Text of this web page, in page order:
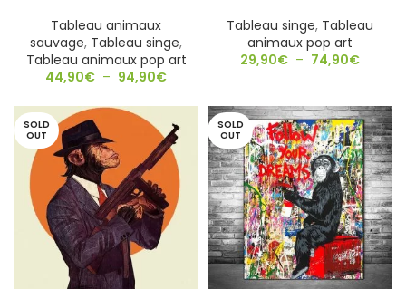
Tableau animaux
sauvage, Tableau singe,
Tableau animaux pop art
44,90€ – 94,90€
Tableau singe, Tableau
animaux pop art
29,90€ – 74,90€
SOLD
OUT
SOLD
OUT